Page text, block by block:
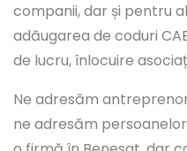
companii, dar și pentru
adăugarea de coduri
de lucru, înlocuire
Ne adresăm
ne adresăm